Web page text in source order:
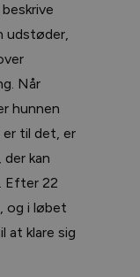
udstøder,
Når
hunnen
til det, er
kan
Efter 22
og i løbet
at klare sig